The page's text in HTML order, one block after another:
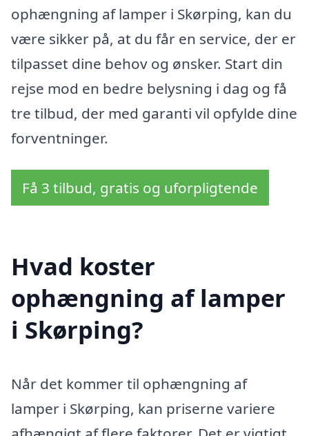
ophængning af lamper i Skørping, kan du
være sikker på, at du får en service, der er
tilpasset dine behov og ønsker. Start din
rejse mod en bedre belysning i dag og få
tre tilbud, der med garanti vil opfylde dine
forventninger.
Få 3 tilbud, gratis og uforpligtende
Hvad koster
ophængning af lamper
i Skørping?
Når det kommer til ophængning af
lamper i Skørping, kan priserne variere